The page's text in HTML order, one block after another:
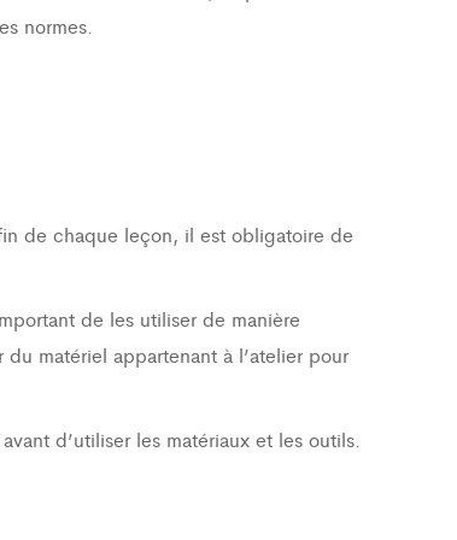
normes.
de chaque leçon, il est obligatoire de
de les utiliser de manière
matériel appartenant à l’atelier pour
d’utiliser les matériaux et les outils.